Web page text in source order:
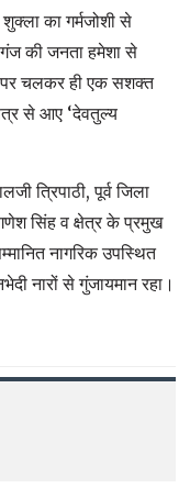
का गर्मजोशी से
की जनता हमेशा से
पर चलकर ही एक सशक्त
से आए ‘देवतुल्य
त्रिपाठी, पूर्व जिला
सिंह व क्षेत्र के प्रमुख
नागरिक उपस्थित
नारों से गुंजायमान रहा।